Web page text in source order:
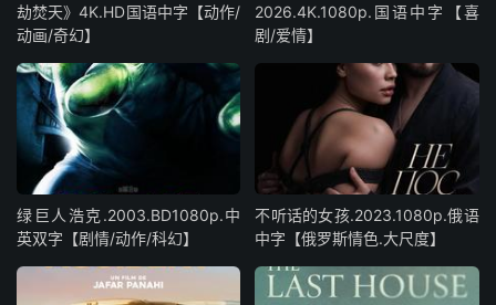
劫焚天》4K.HD国语中字【动作/
动画/奇幻】
2026.4K.1080p.国语中字【喜
剧/爱情】
绿巨人浩克.2003.BD1080p.中
英双字【剧情/动作/科幻】
不听话的女孩.2023.1080p.俄语
中字【俄罗斯情色.大尺度】